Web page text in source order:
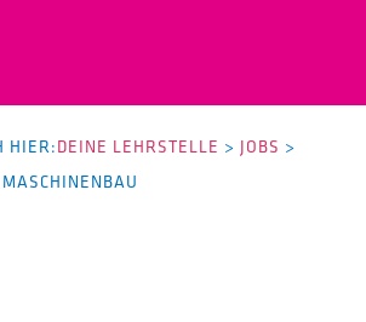
HIER:DEINE LEHRSTELLE > JOBS >